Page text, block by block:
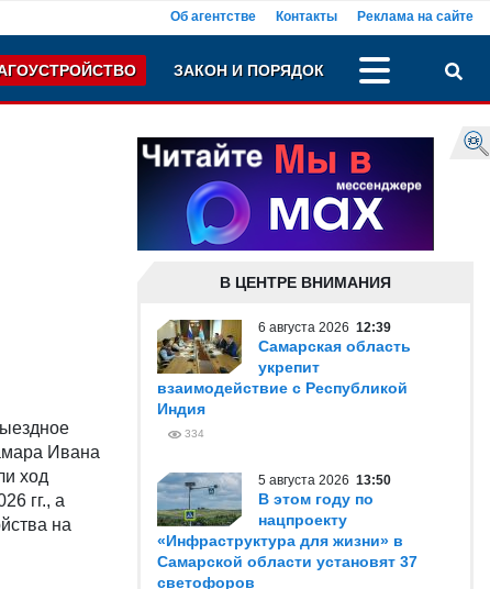
Об агентстве Контакты Реклама на сайте
ЗАКОН И ПОРЯДОК
Ивана
ход
гг., а
на
В ЦЕНТРЕ ВНИМАНИЯ
6 августа 2026 12:39
Самарская область
укрепит
взаимодействие с Республикой
Индия
334
5 августа 2026 13:50
В этом году по
нацпроекту
«Инфраструктура для жизни» в
Самарской области установят 37
светофоров